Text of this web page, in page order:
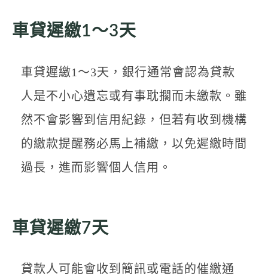
車貸遲繳1～3天
車貸遲繳1～3天，銀行通常會認為貸款
人是不小心遺忘或有事耽擱而未繳款。雖
然不會影響到信用紀錄，但若有收到機構
的繳款提醒務必馬上補繳，以免遲繳時間
過長，進而影響個人信用。
車貸遲繳7天
貸款人可能會收到簡訊或電話的催繳通